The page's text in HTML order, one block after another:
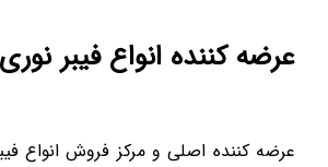
عرضه کننده انواع فیبر
عرضه کننده اصلی و مرکز فروش انواع